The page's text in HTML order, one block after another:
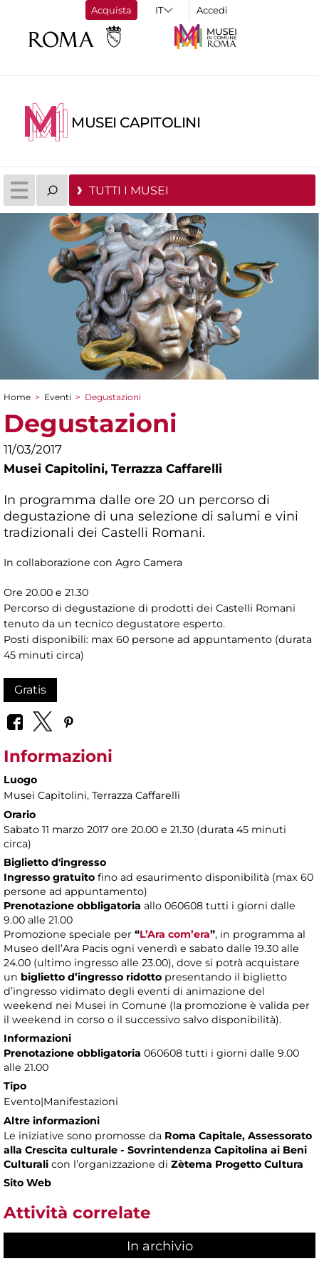
Acquista Accedi
MUSEI CAPITOLINI
TUTTI I MUSEI
Tu sei qui
Home > Eventi > Degustazioni
Degustazioni
11/03/2017
Musei Capitolini, Terrazza Caffarelli
In programma dalle ore 20 un percorso di
degustazione di una selezione di salumi e vini
tradizionali dei Castelli Romani.
In collaborazione con Agro Camera
Ore 20.00 e 21.30
Percorso di degustazione di prodotti dei Castelli Romani
tenuto da un tecnico degustatore esperto.
Posti disponibili: max 60 persone ad appuntamento (durata
45 minuti circa)
Gratis
Informazioni
Luogo
Musei Capitolini, Terrazza Caffarelli
Orario
Sabato 11 marzo 2017 ore 20.00 e 21.30 (durata 45 minuti
circa)
Biglietto d'ingresso
Ingresso gratuito fino ad esaurimento disponibilità (max 60
persone ad appuntamento)
Prenotazione obbligatoria allo 060608 tutti i giorni dalle
9.00 alle 21.00
Promozione speciale per “L’Ara com’era”, in programma al
Museo dell’Ara Pacis ogni venerdì e sabato dalle 19.30 alle
24.00 (ultimo ingresso alle 23.00), dove si potrà acquistare
un biglietto d’ingresso ridotto presentando il biglietto
d’ingresso vidimato degli eventi di animazione del
weekend nei Musei in Comune (la promozione è valida per
il weekend in corso o il successivo salvo disponibilità).
Informazioni
Prenotazione obbligatoria 060608 tutti i giorni dalle 9.00
alle 21.00
Tipo
Evento|Manifestazioni
Altre informazioni
Le iniziative sono promosse da Roma Capitale, Assessorato
alla Crescita culturale - Sovrintendenza Capitolina ai Beni
Culturali con l’organizzazione di Zètema Progetto Cultura
Sito Web
Attività correlate
In archivio